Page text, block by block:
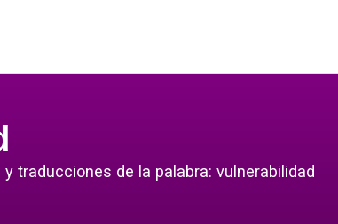
traducciones de la palabra: vulnerabilidad